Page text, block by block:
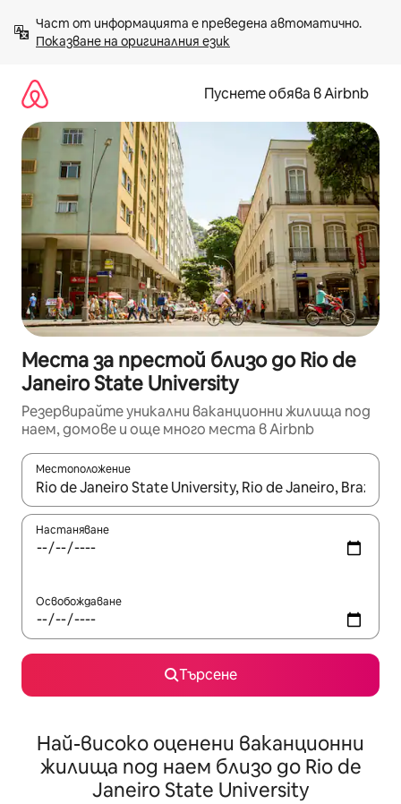
към
съдържанието
Показване на оригиналния език
Пуснете обява в Airbnb
Места за престой близо до Rio de
Janeiro State University
Резервирайте уникални ваканционни жилища под
наем, домове и още много места в Airbnb
Местоположение
Когато резултатите се покажат, използвайте
Настаняване
Освобождаване
Търсене
Най-високо оценени ваканционни
жилища под наем близо до Rio de
Janeiro State University